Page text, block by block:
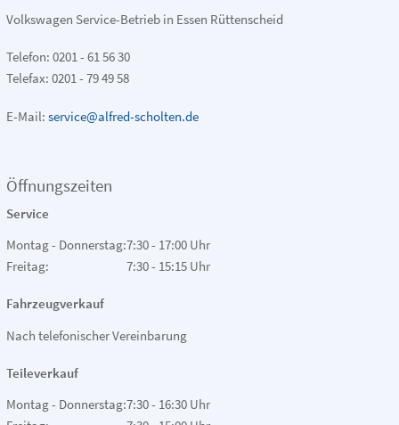
Volkswagen Service-Betrieb in Essen Rüttenscheid
Telefon: 0201 - 61 56 30
Telefax: 0201 - 79 49 58
E-Mail: service@alfred-scholten.de
Öffnungszeiten
Service
Montag - Donnerstag:7:30 - 17:00 Uhr
Freitag:
7:30 - 15:15 Uhr
Fahrzeugverkauf
Nach telefonischer Vereinbarung
Teileverkauf
Montag - Donnerstag:7:30 - 16:30 Uhr